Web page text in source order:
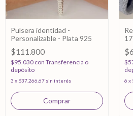
Pulsera identidad -
Personalizable - Plata 925
$111.800
$95.030 con Transferencia o
depósito
3 x $37.266,67 sin interés 6 x